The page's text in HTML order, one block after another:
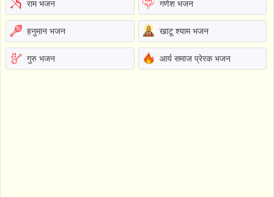
राम भजन गणेश भजन
हनुमान भजन खाटू श्याम भजन
गुरु भजन आर्य समाज प्रेरक भजन